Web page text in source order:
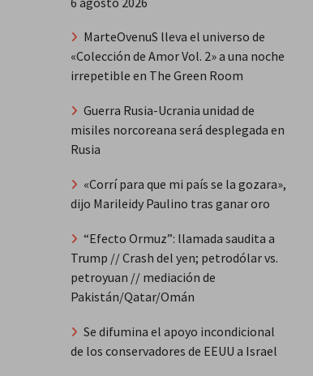
MarteOvenuS lleva el universo de
«Colección de Amor Vol. 2» a una noche
irrepetible en The Green Room
Guerra Rusia-Ucrania unidad de
misiles norcoreana será desplegada en
Rusia
«Corrí para que mi país se la gozara»,
dijo Marileidy Paulino tras ganar oro
“Efecto Ormuz”: llamada saudita a
Trump // Crash del yen; petrodólar vs.
petroyuan // mediación de
Pakistán/Qatar/Omán
Se difumina el apoyo incondicional
de los conservadores de EEUU a Israel